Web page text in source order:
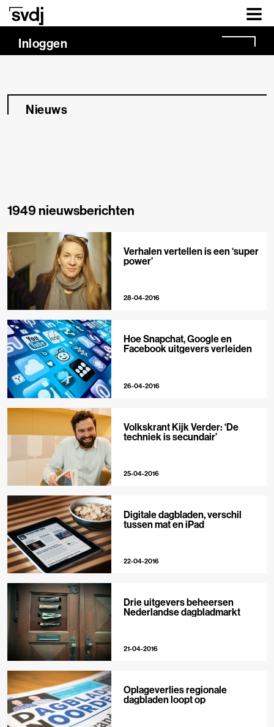
Naar hoofdinhoud
Inloggen
Nieuws
1949 nieuwsberichten
Verhalen vertellen is een ‘super
power’
28-04-2016
Hoe Snapchat, Google en
Facebook uitgevers verleiden
26-04-2016
Volkskrant Kijk Verder: ‘De
techniek is secundair’
25-04-2016
Digitale dagbladen, verschil
tussen mat en iPad
22-04-2016
Drie uitgevers beheersen
Nederlandse dagbladmarkt
21-04-2016
Oplageverlies regionale
dagbladen loopt op